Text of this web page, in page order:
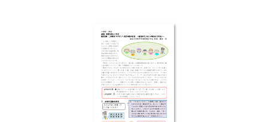
面を見てみましょう。テーマ１は、「式へ
の表現や読み取り」（小学校：場面の表
現、□を使った式（未知数）、文字を使っ
た式（変数、未知数など）、中学校：方程
式の利用、1次式の計算（変数）、文字を使
った式（変数）、□を使った式（未知